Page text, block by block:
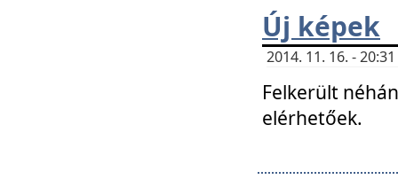
Új képek
2014. 11. 16. -
Felkerült
elérhetőek.